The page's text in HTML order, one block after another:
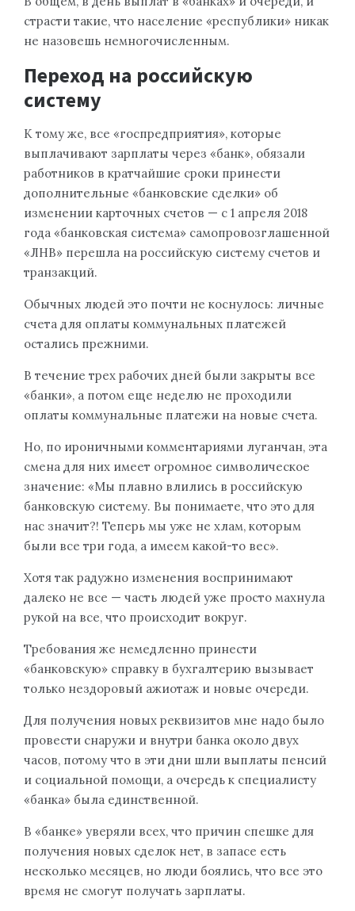
страсти такие, что население «республики» никак
не назовешь немногочисленным.
Переход на российскую
систему
К тому же, все «госпредприятия», которые
выплачивают зарплаты через «банк», обязали
работников в кратчайшие сроки принести
дополнительные «банковские сделки» об
изменении карточных счетов — с 1 апреля 2018
года «банковская система» самопровозглашенной
«ЛНВ» перешла на российскую систему счетов и
транзакций.
Обычных людей это почти не коснулось: личные
счета для оплаты коммунальных платежей
остались прежними.
В течение трех рабочих дней были закрыты все
«банки», а потом еще неделю не проходили
оплаты коммунальные платежи на новые счета.
Но, по ироничными комментариями луганчан, эта
смена для них имеет огромное символическое
значение: «Мы плавно влились в российскую
банковскую систему. Вы понимаете, что это для
нас значит?! Теперь мы уже не хлам, которым
были все три года, а имеем какой-то вес».
Хотя так радужно изменения воспринимают
далеко не все — часть людей уже просто махнула
рукой на все, что происходит вокруг.
Требования же немедленно принести
«банковскую» справку в бухгалтерию вызывает
только нездоровый ажиотаж и новые очереди.
Для получения новых реквизитов мне надо было
провести снаружи и внутри банка около двух
часов, потому что в эти дни шли выплаты пенсий
и социальной помощи, а очередь к специалисту
«банка» была единственной.
В «банке» уверяли всех, что причин спешке для
получения новых сделок нет, в запасе есть
несколько месяцев, но люди боялись, что все это
время не смогут получать зарплаты.